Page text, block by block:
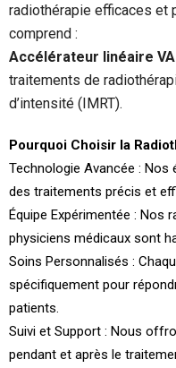
radiothérapie efficaces et
comprend :
Accélérateur linéaire
traitements de
d’intensité (IMRT).
Pourquoi Choisir la
Technologie Avancée :
des traitements précis et
Équipe Expérimentée : Nos
physiciens médicaux sont
Soins Personnalisés :
spécifiquement pour
patients.
Suivi et Support : Nous
pendant et après le